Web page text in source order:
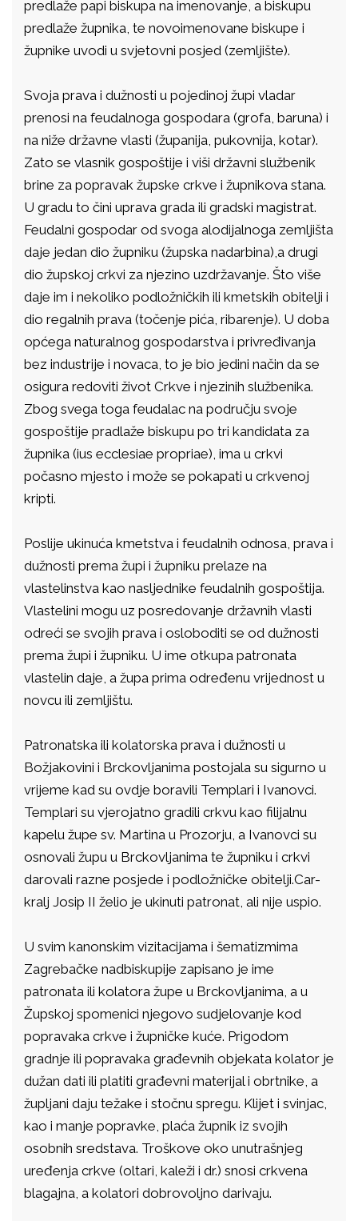
predlaže papi biskupa na imenovanje, a biskupu
predlaže župnika, te novoimenovane biskupe i
župnike uvodi u svjetovni posjed (zemljište).
Svoja prava i dužnosti u pojedinoj župi vladar
prenosi na feudalnoga gospodara (grofa, baruna) i
na niže državne vlasti (županija, pukovnija, kotar).
Zato se vlasnik gospoštije i viši državni službenik
brine za popravak župske crkve i župnikova stana.
U gradu to čini uprava grada ili gradski magistrat.
Feudalni gospodar od svoga alodijalnoga zemljišta
daje jedan dio župniku (župska nadarbina),a drugi
dio župskoj crkvi za njezino uzdržavanje. Što više
daje im i nekoliko podložničkih ili kmetskih obitelji i
dio regalnih prava (točenje pića, ribarenje). U doba
općega naturalnog gospodarstva i privređivanja
bez industrije i novaca, to je bio jedini način da se
osigura redoviti život Crkve i njezinih službenika.
Zbog svega toga feudalac na području svoje
gospoštije pradlaže biskupu po tri kandidata za
župnika (ius ecclesiae propriae), ima u crkvi
počasno mjesto i može se pokapati u crkvenoj
kripti.
Poslije ukinuća kmetstva i feudalnih odnosa, prava i
dužnosti prema župi i župniku prelaze na
vlastelinstva kao nasljednike feudalnih gospoštija.
Vlastelini mogu uz posredovanje državnih vlasti
odreći se svojih prava i osloboditi se od dužnosti
prema župi i župniku. U ime otkupa patronata
vlastelin daje, a župa prima određenu vrijednost u
novcu ili zemljištu.
Patronatska ili kolatorska prava i dužnosti u
Božjakovini i Brckovljanima postojala su sigurno u
vrijeme kad su ovdje boravili Templari i Ivanovci.
Templari su vjerojatno gradili crkvu kao filijalnu
kapelu župe sv. Martina u Prozorju, a Ivanovci su
osnovali župu u Brckovljanima te župniku i crkvi
darovali razne posjede i podložničke obitelji.Car-
kralj Josip II želio je ukinuti patronat, ali nije uspio.
U svim kanonskim vizitacijama i šematizmima
Zagrebačke nadbiskupije zapisano je ime
patronata ili kolatora župe u Brckovljanima, a u
Župskoj spomenici njegovo sudjelovanje kod
popravaka crkve i župničke kuće. Prigodom
gradnje ili popravaka građevnih objekata kolator je
dužan dati ili platiti građevni materijal i obrtnike, a
župljani daju težake i stočnu spregu. Klijet i svinjac,
kao i manje popravke, plaća župnik iz svojih
osobnih sredstava. Troškove oko unutrašnjeg
uređenja crkve (oltari, kaleži i dr.) snosi crkvena
blagajna, a kolatori dobrovoljno darivaju.